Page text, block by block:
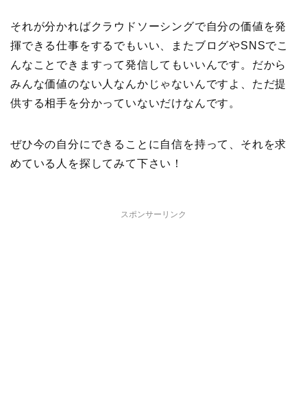
それが分かればクラウドソーシングで自分の価値を発
揮できる仕事をするでもいい、またブログやSNSでこ
んなことできますって発信してもいいんです。だから
みんな価値のない人なんかじゃないんですよ、ただ提
供する相手を分かっていないだけなんです。
ぜひ今の自分にできることに自信を持って、それを求
めている人を探してみて下さい！
スポンサーリンク